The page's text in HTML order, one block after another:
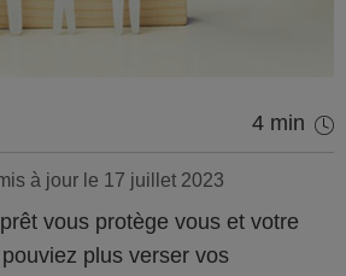
4 min
à jour le 17 juillet 2023
vous protège vous et votre
plus verser vos